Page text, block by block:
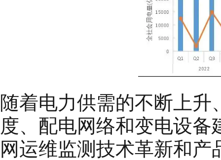
随着电力供需的不断上
度、配电网络和变电设
网运维监测技术革新和